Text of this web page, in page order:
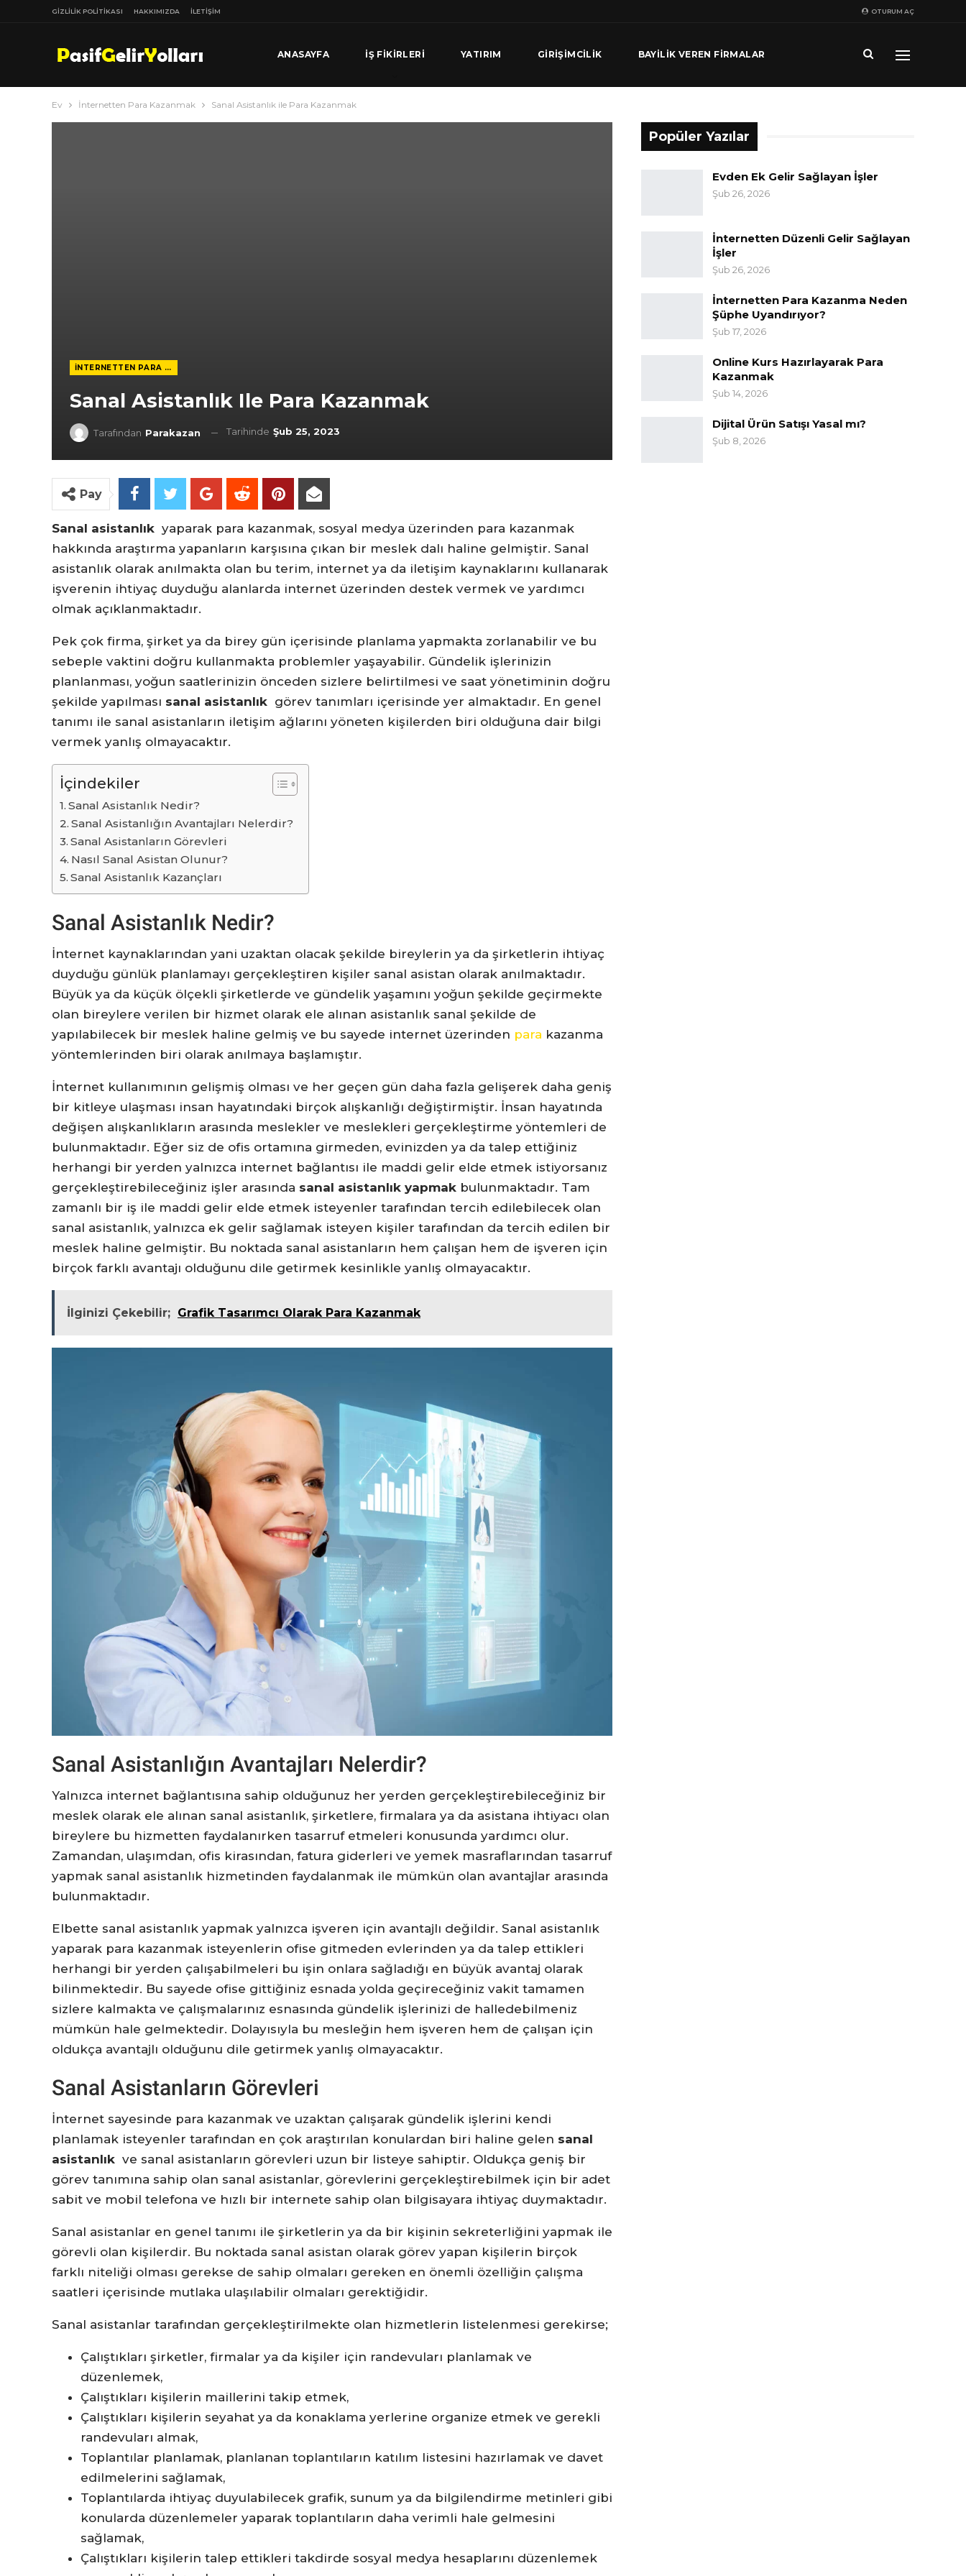
OTURUM AÇ
GIZLILIK POLITIKASI HAKKIMIZDA İLETIŞIM
ANASAYFA İŞ FIKIRLERI YATIRIM GIRIŞIMCILIK BAYILIK VEREN FIRMALAR
Ev İnternetten Para Kazanmak Sanal Asistanlık ile Para Kazanmak
İNTERNETTEN PARA KAZANMAK
Sanal Asistanlık Ile Para Kazanmak
Tarafından Parakazan Tarihinde Şub 25, 2023
Pay
Sanal asistanlık yaparak para kazanmak, sosyal medya üzerinden para kazanmak
hakkında araştırma yapanların karşısına çıkan bir meslek dalı haline gelmiştir. Sanal
asistanlık olarak anılmakta olan bu terim, internet ya da iletişim kaynaklarını kullanarak
işverenin ihtiyaç duyduğu alanlarda internet üzerinden destek vermek ve yardımcı
olmak açıklanmaktadır.
Pek çok firma, şirket ya da birey gün içerisinde planlama yapmakta zorlanabilir ve bu
sebeple vaktini doğru kullanmakta problemler yaşayabilir. Gündelik işlerinizin
planlanması, yoğun saatlerinizin önceden sizlere belirtilmesi ve saat yönetiminin doğru
şekilde yapılması sanal asistanlık görev tanımları içerisinde yer almaktadır. En genel
tanımı ile sanal asistanların iletişim ağlarını yöneten kişilerden biri olduğuna dair bilgi
vermek yanlış olmayacaktır.
İçindekiler
Sanal Asistanlık Nedir?
Sanal Asistanlığın Avantajları Nelerdir?
Sanal Asistanların Görevleri
Nasıl Sanal Asistan Olunur?
Sanal Asistanlık Kazançları
Sanal Asistanlık Nedir?
İnternet kaynaklarından yani uzaktan olacak şekilde bireylerin ya da şirketlerin ihtiyaç
duyduğu günlük planlamayı gerçekleştiren kişiler sanal asistan olarak anılmaktadır.
Büyük ya da küçük ölçekli şirketlerde ve gündelik yaşamını yoğun şekilde geçirmekte
olan bireylere verilen bir hizmet olarak ele alınan asistanlık sanal şekilde de
yapılabilecek bir meslek haline gelmiş ve bu sayede internet üzerinden para kazanma
yöntemlerinden biri olarak anılmaya başlamıştır.
İnternet kullanımının gelişmiş olması ve her geçen gün daha fazla gelişerek daha geniş
bir kitleye ulaşması insan hayatındaki birçok alışkanlığı değiştirmiştir. İnsan hayatında
değişen alışkanlıkların arasında meslekler ve meslekleri gerçekleştirme yöntemleri de
bulunmaktadır. Eğer siz de ofis ortamına girmeden, evinizden ya da talep ettiğiniz
herhangi bir yerden yalnızca internet bağlantısı ile maddi gelir elde etmek istiyorsanız
gerçekleştirebileceğiniz işler arasında sanal asistanlık yapmak bulunmaktadır. Tam
zamanlı bir iş ile maddi gelir elde etmek isteyenler tarafından tercih edilebilecek olan
sanal asistanlık, yalnızca ek gelir sağlamak isteyen kişiler tarafından da tercih edilen bir
meslek haline gelmiştir. Bu noktada sanal asistanların hem çalışan hem de işveren için
birçok farklı avantajı olduğunu dile getirmek kesinlikle yanlış olmayacaktır.
İlginizi Çekebilir; Grafik Tasarımcı Olarak Para Kazanmak
Sanal Asistanlığın Avantajları Nelerdir?
Yalnızca internet bağlantısına sahip olduğunuz her yerden gerçekleştirebileceğiniz bir
meslek olarak ele alınan sanal asistanlık, şirketlere, firmalara ya da asistana ihtiyacı olan
bireylere bu hizmetten faydalanırken tasarruf etmeleri konusunda yardımcı olur.
Zamandan, ulaşımdan, ofis kirasından, fatura giderleri ve yemek masraflarından tasarruf
yapmak sanal asistanlık hizmetinden faydalanmak ile mümkün olan avantajlar arasında
bulunmaktadır.
Elbette sanal asistanlık yapmak yalnızca işveren için avantajlı değildir. Sanal asistanlık
yaparak para kazanmak isteyenlerin ofise gitmeden evlerinden ya da talep ettikleri
herhangi bir yerden çalışabilmeleri bu işin onlara sağladığı en büyük avantaj olarak
bilinmektedir. Bu sayede ofise gittiğiniz esnada yolda geçireceğiniz vakit tamamen
sizlere kalmakta ve çalışmalarınız esnasında gündelik işlerinizi de halledebilmeniz
mümkün hale gelmektedir. Dolayısıyla bu mesleğin hem işveren hem de çalışan için
oldukça avantajlı olduğunu dile getirmek yanlış olmayacaktır.
Sanal Asistanların Görevleri
İnternet sayesinde para kazanmak ve uzaktan çalışarak gündelik işlerini kendi
planlamak isteyenler tarafından en çok araştırılan konulardan biri haline gelen sanal
asistanlık ve sanal asistanların görevleri uzun bir listeye sahiptir. Oldukça geniş bir
görev tanımına sahip olan sanal asistanlar, görevlerini gerçekleştirebilmek için bir adet
sabit ve mobil telefona ve hızlı bir internete sahip olan bilgisayara ihtiyaç duymaktadır.
Sanal asistanlar en genel tanımı ile şirketlerin ya da bir kişinin sekreterliğini yapmak ile
görevli olan kişilerdir. Bu noktada sanal asistan olarak görev yapan kişilerin birçok
farklı niteliği olması gerekse de sahip olmaları gereken en önemli özelliğin çalışma
saatleri içerisinde mutlaka ulaşılabilir olmaları gerektiğidir.
Sanal asistanlar tarafından gerçekleştirilmekte olan hizmetlerin listelenmesi gerekirse;
Çalıştıkları şirketler, firmalar ya da kişiler için randevuları planlamak ve
düzenlemek,
Çalıştıkları kişilerin maillerini takip etmek,
Çalıştıkları kişilerin seyahat ya da konaklama yerlerine organize etmek ve gerekli
randevuları almak,
Toplantılar planlamak, planlanan toplantıların katılım listesini hazırlamak ve davet
edilmelerini sağlamak,
Toplantılarda ihtiyaç duyulabilecek grafik, sunum ya da bilgilendirme metinleri gibi
konularda düzenlemeler yaparak toplantıların daha verimli hale gelmesini
sağlamak,
Çalıştıkları kişilerin talep ettikleri takdirde sosyal medya hesaplarını düzenlemek
Popüler Yazılar
Evden Ek Gelir Sağlayan İşler
Şub 26, 2026
İnternetten Düzenli Gelir Sağlayan
İşler
Şub 26, 2026
İnternetten Para Kazanma Neden
Şüphe Uyandırıyor?
Şub 17, 2026
Online Kurs Hazırlayarak Para
Kazanmak
Şub 14, 2026
Dijital Ürün Satışı Yasal mı?
Şub 8, 2026